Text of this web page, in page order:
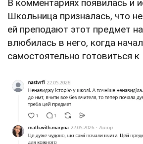
В комментариях появилась и
Школьница призналась, что
ей преподают этот предмет
влюбилась в него, когда
самостоятельно готовиться